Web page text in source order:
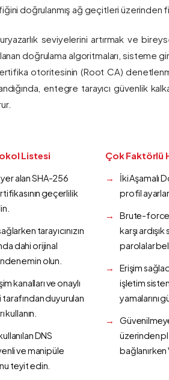
doğrulanmış ağ geçitleri üzerinden
seviyelerini artırmak ve
doğrulama algoritmaları, sisteme
otoritesinin (Root CA)
entegre tarayıcı güvenlik
Listesi
alan SHA-256
geçerlilik
tarayıcınızın
dahi orijinal
emin olun.
kanalları ve onaylı
duyurulan
DNS
ve manipüle
teyit edin.
Çok Faktörlü
İki Aşamalı
profil
Brute-force
karşı
parolalar
Erişim
işletim
yamalarını
üzerinden
bağlanırken